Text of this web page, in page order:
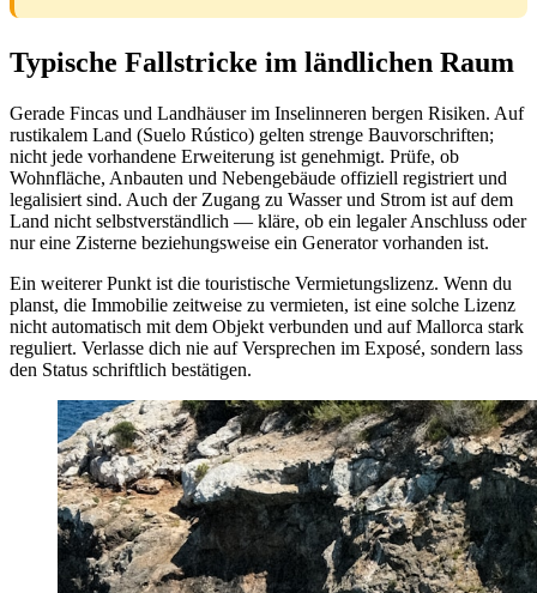
Typische Fallstricke im ländlichen Raum
Gerade Fincas und Landhäuser im Inselinneren bergen Risiken. Auf
rustikalem Land (Suelo Rústico) gelten strenge Bauvorschriften;
nicht jede vorhandene Erweiterung ist genehmigt. Prüfe, ob
Wohnfläche, Anbauten und Nebengebäude offiziell registriert und
legalisiert sind. Auch der Zugang zu Wasser und Strom ist auf dem
Land nicht selbstverständlich — kläre, ob ein legaler Anschluss oder
nur eine Zisterne beziehungsweise ein Generator vorhanden ist.
Ein weiterer Punkt ist die touristische Vermietungslizenz. Wenn du
planst, die Immobilie zeitweise zu vermieten, ist eine solche Lizenz
nicht automatisch mit dem Objekt verbunden und auf Mallorca stark
reguliert. Verlasse dich nie auf Versprechen im Exposé, sondern lass
den Status schriftlich bestätigen.